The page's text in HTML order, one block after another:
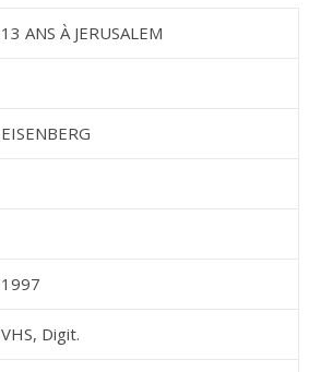
13 ANS À JERUSALEM
EISENBERG
1997
VHS, Digit.